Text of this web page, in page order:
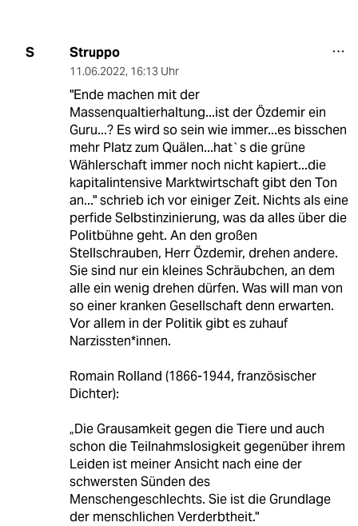
S Struppo
11.06.2022, 16:13 Uhr
"Ende machen mit der
Massenqualtierhaltung...ist der Özdemir ein
Guru...? Es wird so sein wie immer...es bisschen
mehr Platz zum Quälen...hat`s die grüne
Wählerschaft immer noch nicht kapiert...die
kapitalintensive Marktwirtschaft gibt den Ton
an..." schrieb ich vor einiger Zeit. Nichts als eine
perfide Selbstinzinierung, was da alles über die
Politbühne geht. An den großen
Stellschrauben, Herr Özdemir, drehen andere.
Sie sind nur ein kleines Schräubchen, an dem
alle ein wenig drehen dürfen. Was will man von
so einer kranken Gesellschaft denn erwarten.
Vor allem in der Politik gibt es zuhauf
Narzissten*innen.
Romain Rolland (1866-1944, französischer
Dichter):
„Die Grausamkeit gegen die Tiere und auch
schon die Teilnahmslosigkeit gegenüber ihrem
Leiden ist meiner Ansicht nach eine der
schwersten Sünden des
Menschengeschlechts. Sie ist die Grundlage
der menschlichen Verderbtheit."